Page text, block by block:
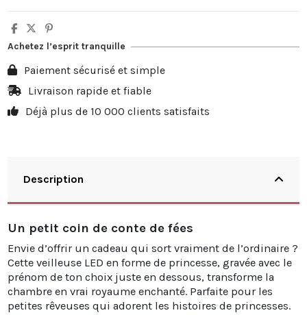
Achetez l’esprit tranquille
Paiement sécurisé et simple
Livraison rapide et fiable
Déjà plus de 10 000 clients satisfaits
Description
Un petit coin de conte de fées
Envie d’offrir un cadeau qui sort vraiment de l’ordinaire ?
Cette veilleuse LED en forme de princesse, gravée avec le
prénom de ton choix juste en dessous, transforme la
chambre en vrai royaume enchanté. Parfaite pour les
petites rêveuses qui adorent les histoires de princesses.